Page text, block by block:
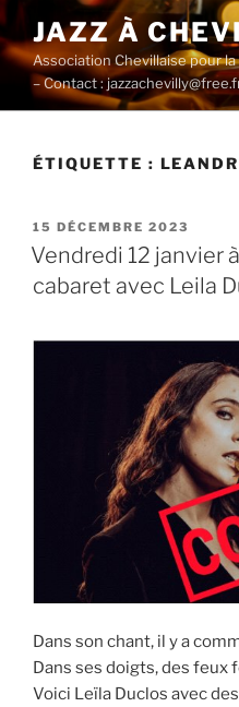
au
contenu
principal
JAZZ À
Association Chevillaise pour
– Contact :
ÉTIQUETTE :
PUBLIÉ
LE
15 DÉCEMBRE 2023
Vendredi 12 janvier
cabaret avec Leila
Dans son chant, il y a
Dans ses doigts, des
Voici Leïla Duclos avec